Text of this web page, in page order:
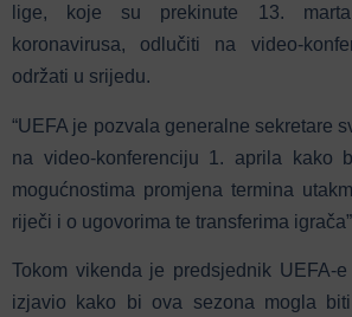
lige, koje su prekinute 13.
koronavirusa, odlučiti na video-
održati u srijedu.
“UEFA je pozvala generalne sekretare
na video-konferenciju 1. aprila kako
mogućnostima promjena termina
riječi i o ugovorima te transferima
Tokom vikenda je predsjednik UEFA-
izjavio kako bi ova sezona mogla